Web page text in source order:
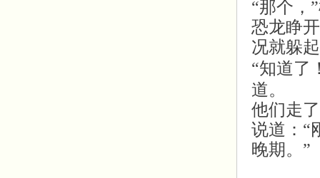
“那个，
恐龙睁
况就躲
“知道了
道。
他们走
说道：“
晚期。”